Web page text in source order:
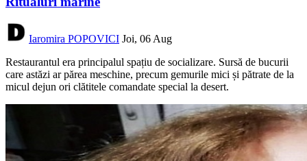
Iaromira POPOVICI Joi, 06 Aug
Restaurantul era principalul spațiu de socializare. Sursă de bucurii
care astăzi ar părea meschine, precum gemurile mici și pătrate de la
micul dejun ori clătitele comandate special la desert.